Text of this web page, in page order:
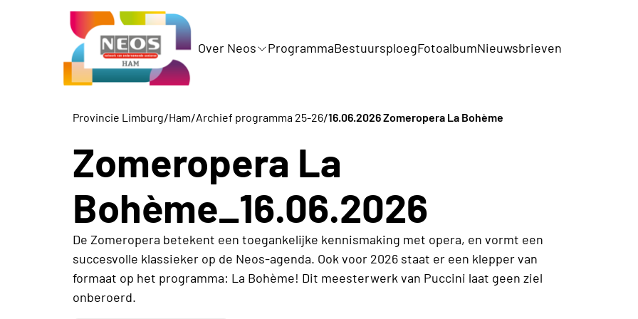
Over Neos ProgrammaBestuursploegFotoalbumNieuwsbrieven
Provincie Limburg/Ham/Archief programma 25-26/16.06.2026 Zomeropera La Bohème
Zomeropera La
Bohème_16.06.2026
De Zomeropera betekent een toegankelijke kennismaking met opera, en vormt een
succesvolle klassieker op de Neos-agenda. Ook voor 2026 staat er een klepper van
formaat op het programma: La Bohème! Dit meesterwerk van Puccini laat geen ziel
onberoerd.